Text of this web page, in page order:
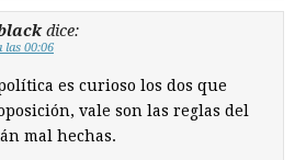
dice:
las 00:06
es curioso los dos que
vale son las reglas del
mal hechas.